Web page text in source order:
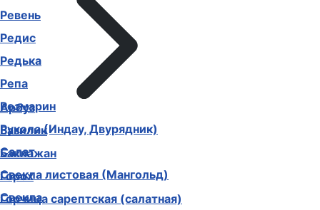
Ревень
Редис
Редька
Репа
Розмарин
Рукола (Индау, Двурядник)
Салат
Свекла листовая (Мангольд)
Свекла
Арбуз
Базилик
Баклажан
Горох
Горчица сарептская (салатная)